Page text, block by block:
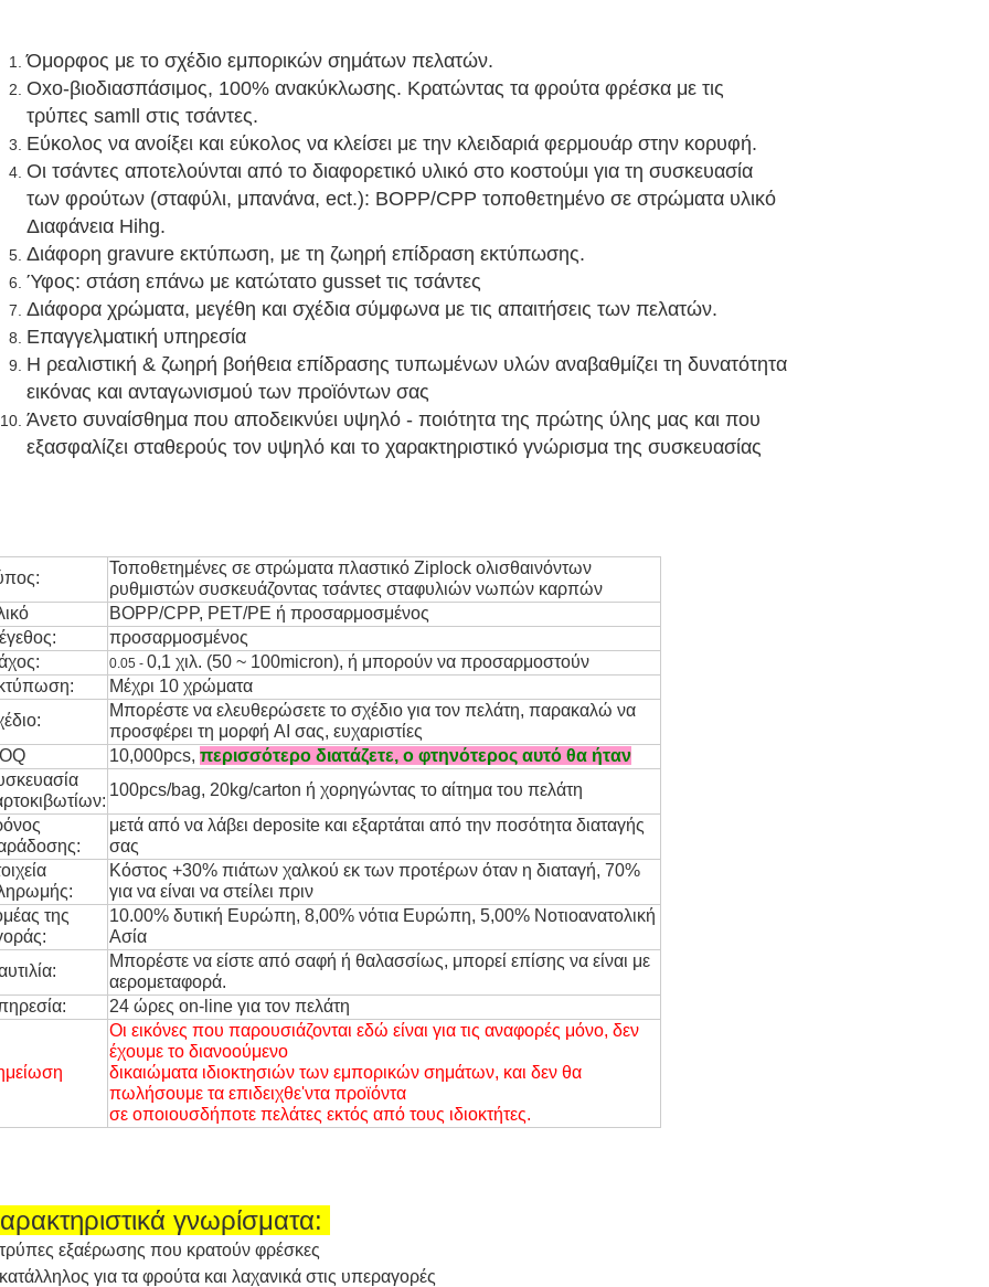
Όμορφος με το σχέδιο εμπορικών σημάτων πελατών.
Oxo-βιοδιασπάσιμος, 100% ανακύκλωσης. Κρατώντας τα φρούτα φρέσκα με τις
τρύπες samll στις τσάντες.
Εύκολος να ανοίξει και εύκολος να κλείσει με την κλειδαριά φερμουάρ στην κορυφή.
Οι τσάντες αποτελούνται από το διαφορετικό υλικό στο κοστούμι για τη συσκευασία
των φρούτων (σταφύλι, μπανάνα, ect.): BOPP/CPP τοποθετημένο σε στρώματα υλικό
Διαφάνεια Hihg.
Διάφορη gravure εκτύπωση, με τη ζωηρή επίδραση εκτύπωσης.
Ύφος: στάση επάνω με κατώτατο gusset τις τσάντες
Διάφορα χρώματα, μεγέθη και σχέδια σύμφωνα με τις απαιτήσεις των πελατών.
Επαγγελματική υπηρεσία
Η ρεαλιστική & ζωηρή βοήθεια επίδρασης τυπωμένων υλών αναβαθμίζει τη δυνατότητα
εικόνας και ανταγωνισμού των προϊόντων σας
Άνετο συναίσθημα που αποδεικνύει υψηλό - ποιότητα της πρώτης ύλης μας και που
εξασφαλίζει σταθερούς τον υψηλό και το χαρακτηριστικό γνώρισμα της συσκευασίας
Τοποθετημένες σε στρώματα πλαστικό Ziplock ολισθαινόντων
ρυθμιστών συσκευάζοντας τσάντες σταφυλιών νωπών καρπών
BOPP/CPP, PET/PE ή προσαρμοσμένος
προσαρμοσμένος
0.05 - 0,1 χιλ. (50 ~ 100micron), ή μπορούν να προσαρμοστούν
Μέχρι 10 χρώματα
Μπορέστε να ελευθερώσετε το σχέδιο για τον πελάτη, παρακαλώ να
προσφέρει τη μορφή AI σας, ευχαριστίες
10,000pcs, περισσότερο διατάζετε, ο φτηνότερος αυτό θα ήταν
100pcs/bag, 20kg/carton ή χορηγώντας το αίτημα του πελάτη
μετά από να λάβει deposite και εξαρτάται από την ποσότητα διαταγής
σας
Κόστος +30% πιάτων χαλκού εκ των προτέρων όταν η διαταγή, 70%
για να είναι να στείλει πριν
της
10.00% δυτική Ευρώπη, 8,00% νότια Ευρώπη, 5,00% Νοτιοανατολική
Ασία
Μπορέστε να είστε από σαφή ή θαλασσίως, μπορεί επίσης να είναι με
αερομεταφορά.
24 ώρες on-line για τον πελάτη
Οι εικόνες που παρουσιάζονται εδώ είναι για τις αναφορές μόνο, δεν
έχουμε το διανοούμενο
δικαιώματα ιδιοκτησιών των εμπορικών σημάτων, και δεν θα
πωλήσουμε τα επιδειχθε'ντα προϊόντα
σε οποιουσδήποτε πελάτες εκτός από τους ιδιοκτήτες.
γνωρίσματα:
τρύπες εξαέρωσης που κρατούν φρέσκες
κατάλληλος για τα φρούτα και λαχανικά στις υπεραγορές